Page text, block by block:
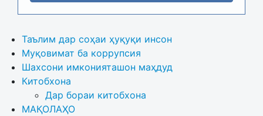
Таълим дар соҳаи ҳуқуқи инсон
Муқовимат ба коррупсия
Шахсони имконияташон маҳдуд
Китобхона
Дар бораи китобхона
МАҚОЛАҲО